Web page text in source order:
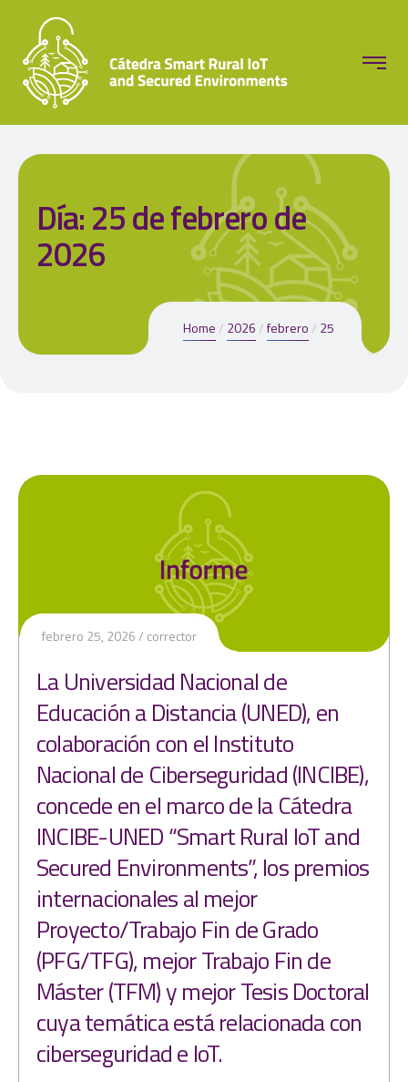
Día:25 de febrero de
2026
Home 2026 febrero 25
febrero 25, 2026 corrector
La Universidad Nacional de
Educación a Distancia (UNED), en
colaboración con el Instituto
Nacional de Ciberseguridad (INCIBE),
concede en el marco de la Cátedra
INCIBE-UNED “Smart Rural IoT and
Secured Environments”, los premios
internacionales al mejor
Proyecto/Trabajo Fin de Grado
(PFG/TFG), mejor Trabajo Fin de
Máster (TFM) y mejor Tesis Doctoral
cuya temática está relacionada con
ciberseguridad e IoT.